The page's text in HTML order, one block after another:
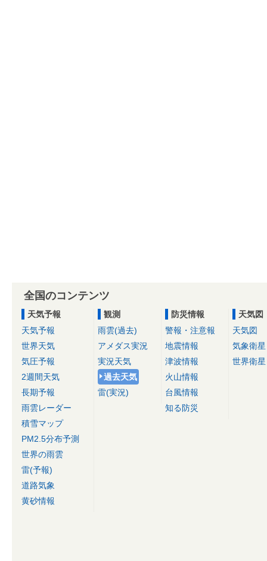
全国のコンテンツ
天気予報
天気予報
世界天気
気圧予報
2週間天気
長期予報
雨雲レーダー
積雪マップ
PM2.5分布予測
世界の雨雲
雷(予報)
道路気象
黄砂情報
観測
雨雲(過去)
アメダス実況
実況天気
過去天気
雷(実況)
防災情報
警報・注意報
地震情報
津波情報
火山情報
台風情報
知る防災
天気図
天気図
気象衛星
世界衛星